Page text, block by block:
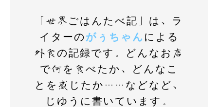
「世界ごはんたべ記」は、ラ
イターの がぅちゃん による
外食の記録です。どんなお店
で何を食べたか、どんなこ
とを感じたか……などなど、
じゆうに書いています。